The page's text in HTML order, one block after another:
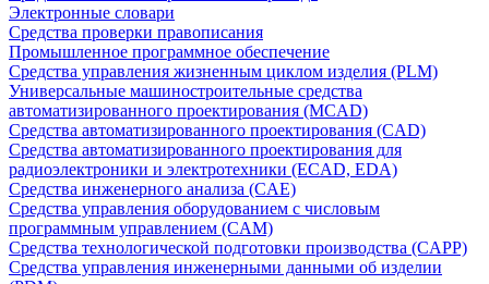
Электронные словари
Средства проверки правописания
Промышленное программное обеспечение
Средства управления жизненным циклом изделия (PLM)
Универсальные машиностроительные средства
автоматизированного проектирования (MCAD)
Средства автоматизированного проектирования (CAD)
Средства автоматизированного проектирования для
радиоэлектроники и электротехники (ECAD, EDA)
Средства инженерного анализа (CAE)
Средства управления оборудованием с числовым
программным управлением (CAM)
Средства технологической подготовки производства (CAPP)
Средства управления инженерными данными об изделии